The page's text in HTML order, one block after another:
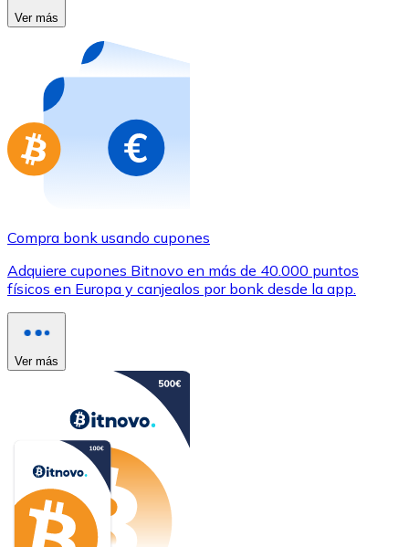
Compra tarjetas regalo de tus marcas favoritas con
Ir a la tienda de tarjetas regalo
Ver más
Compra bonk usando cupones
Adquiere cupones Bitnovo en más de 40.000 puntos
físicos en Europa y canjealos por bonk desde la app.
Ver más